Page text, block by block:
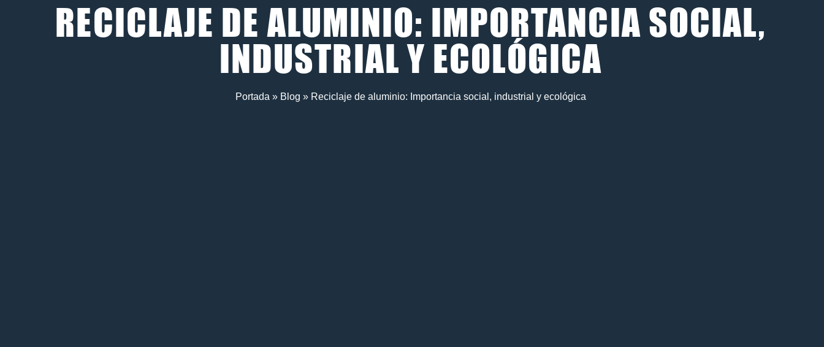
RECICLAJE DE ALUMINIO: IMPORTANCIA SOCIAL,
INDUSTRIAL Y ECOLÓGICA
Portada » Blog » Reciclaje de aluminio: Importancia social, industrial y ecológica